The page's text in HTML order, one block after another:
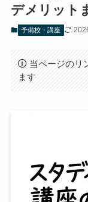
デメリット
予備校・講座
当ページのリ
ます